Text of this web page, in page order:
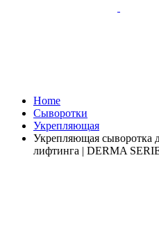
Home
Сыворотки
Укрепляющая
Укрепляющая сыворотка
лифтинга | DERMA